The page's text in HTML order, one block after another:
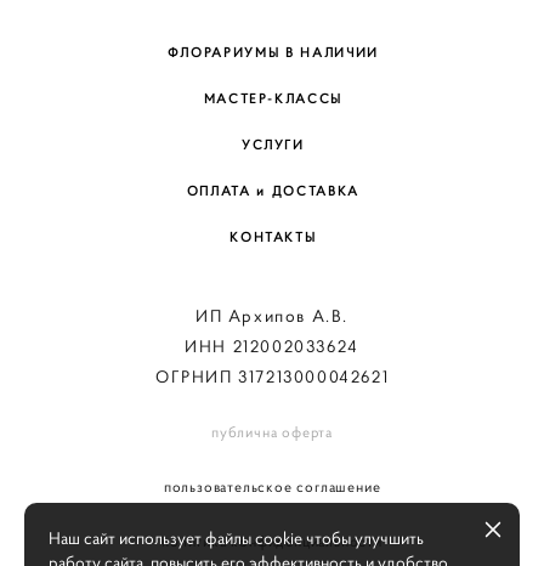
ФЛОРАРИУМЫ В НАЛИЧИИ
МАСТЕР-КЛАССЫ
УСЛУГИ
ОПЛАТА и ДОСТАВКА
КОНТАКТЫ
ИП Архипов А.В.
ИНН 212002033624
ОГРНИП 317213000042621
публична оферта
пользовательское соглашение
политика конфиденциальности
Наш сайт использует файлы cookie чтобы улучшить